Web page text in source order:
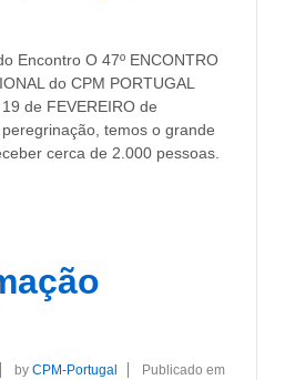
Encontro O 47º ENCONTRO
do CPM PORTUGAL
de FEVEREIRO de
temos o grande
cerca de 2.000 pessoas.
by CPM-Portugal
Publicado em